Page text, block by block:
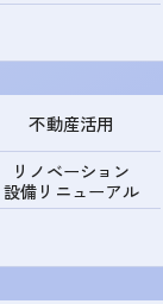
不動産活用
リノベーション
設備リニューアル